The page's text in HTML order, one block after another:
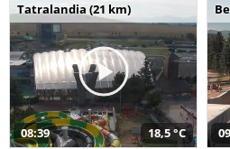
Tatralandia (21 km)
08:39 18,5 °C